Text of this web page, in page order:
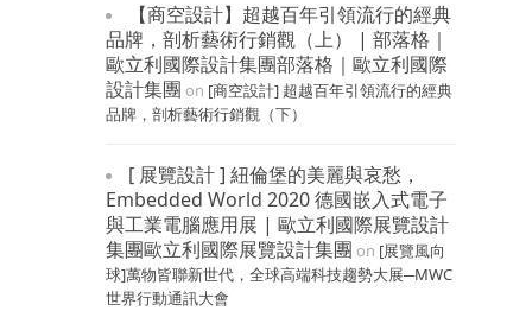
【商空設計】超越百年引領流行的經典
品牌，剖析藝術行銷觀（上） | 部落格｜
歐立利國際設計集團部落格｜歐立利國際
設計集團 on [商空設計] 超越百年引領流行的經典
品牌，剖析藝術行銷觀（下）
[ 展覽設計 ] 紐倫堡的美麗與哀愁，
Embedded World 2020 德國嵌入式電子
與工業電腦應用展 | 歐立利國際展覽設計
集團歐立利國際展覽設計集團 on [展覽風向
球]萬物皆聯新世代，全球高端科技趨勢大展─MWC
世界行動通訊大會